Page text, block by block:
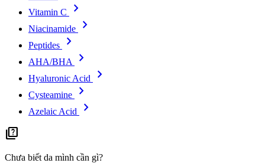
Vitamin C chevron_right
Niacinamide chevron_right
Peptides chevron_right
AHA/BHA chevron_right
Hyaluronic Acid chevron_right
Cysteamine chevron_right
Azelaic Acid
chevron_right
quiz
Chưa biết da mình cần gì?